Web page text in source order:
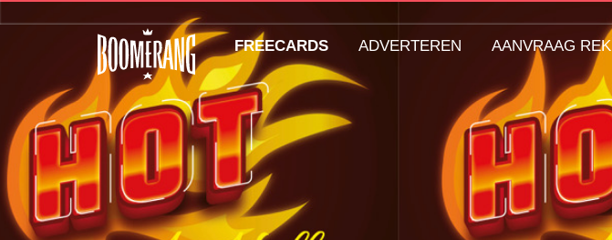
FREECARDS ADVERTEREN AANVRAAG REK